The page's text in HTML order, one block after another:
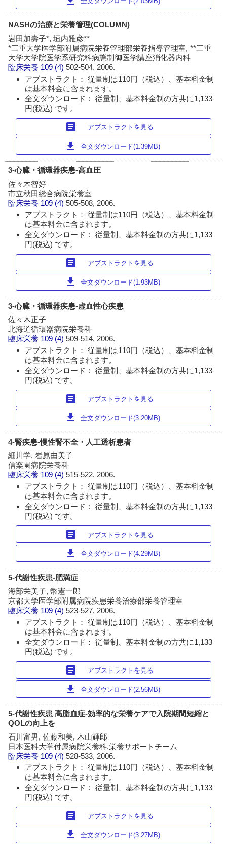
NASHの治療と栄養管理(COLUMN)
岩田加壽子*, 垣内雅彦**
*三重大学医学部附属病院栄養管理部栄養指導管理室, **三重
大学大学院医学系研究科病態制御医学講座消化器内科
臨床栄養 109 (4)502-504, 2006.
アブストラクト： 従量制は110円（税込）、基本料金制
は基本料金に含まれます。
全文ダウンロード： 従量制、基本料金制の方共に1,133
円(税込) です。
article アブストラクトを見る
download 全文ダウンロード(1.39MB)
3-心臓・循環器疾患-高血圧
佐々木智好
市立秋田総合病院栄養室
臨床栄養 109 (4)505-508, 2006.
アブストラクト： 従量制は110円（税込）、基本料金制
は基本料金に含まれます。
全文ダウンロード： 従量制、基本料金制の方共に1,133
円(税込) です。
article アブストラクトを見る
download 全文ダウンロード(1.93MB)
3-心臓・循環器疾患-虚血性心疾患
佐々木正子
北海道循環器病院栄養科
臨床栄養 109 (4)509-514, 2006.
アブストラクト： 従量制は110円（税込）、基本料金制
は基本料金に含まれます。
全文ダウンロード： 従量制、基本料金制の方共に1,133
円(税込) です。
article アブストラクトを見る
download 全文ダウンロード(3.20MB)
4-腎疾患-慢性腎不全・人工透析患者
細川学, 岩原由美子
信楽園病院栄養科
臨床栄養 109 (4)515-522, 2006.
アブストラクト： 従量制は110円（税込）、基本料金制
は基本料金に含まれます。
全文ダウンロード： 従量制、基本料金制の方共に1,133
円(税込) です。
article アブストラクトを見る
download 全文ダウンロード(4.29MB)
5-代謝性疾患-肥満症
海部栄美子, 幣憲一郎
京都大学医学部附属病院疾患栄養治療部栄養管理室
臨床栄養 109 (4)523-527, 2006.
アブストラクト： 従量制は110円（税込）、基本料金制
は基本料金に含まれます。
全文ダウンロード： 従量制、基本料金制の方共に1,133
円(税込) です。
article アブストラクトを見る
download 全文ダウンロード(2.56MB)
5-代謝性疾患 高脂血症-効率的な栄養ケアで入院期間短縮と
QOLの向上を
石川富男, 佐藤和美, 木山輝郎
日本医科大学付属病院栄養科,栄養サポートチーム
臨床栄養 109 (4)528-533, 2006.
アブストラクト： 従量制は110円（税込）、基本料金制
は基本料金に含まれます。
全文ダウンロード： 従量制、基本料金制の方共に1,133
円(税込) です。
article アブストラクトを見る
download 全文ダウンロード(3.27MB)